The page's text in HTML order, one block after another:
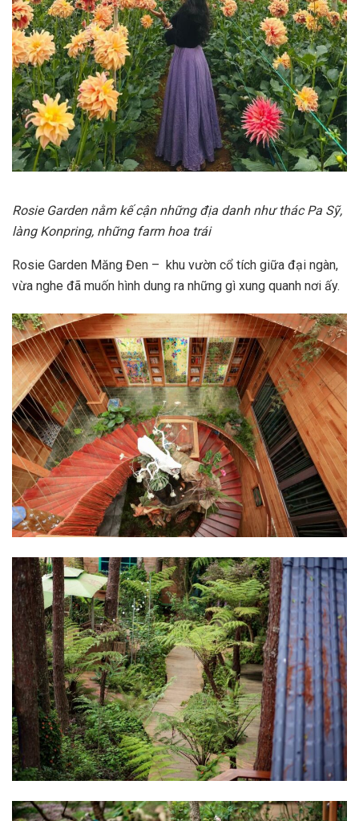
Rosie Garden nằm kế cận những địa danh như thác Pa Sỹ,
làng Konpring, những farm hoa trái
Rosie Garden Măng Đen – khu vườn cổ tích giữa đại ngàn,
vừa nghe đã muốn hình dung ra những gì xung quanh nơi ấy.